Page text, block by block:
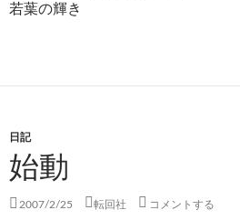
若葉の輝き
日記
始動
2007/2/25 転回社 コメントする